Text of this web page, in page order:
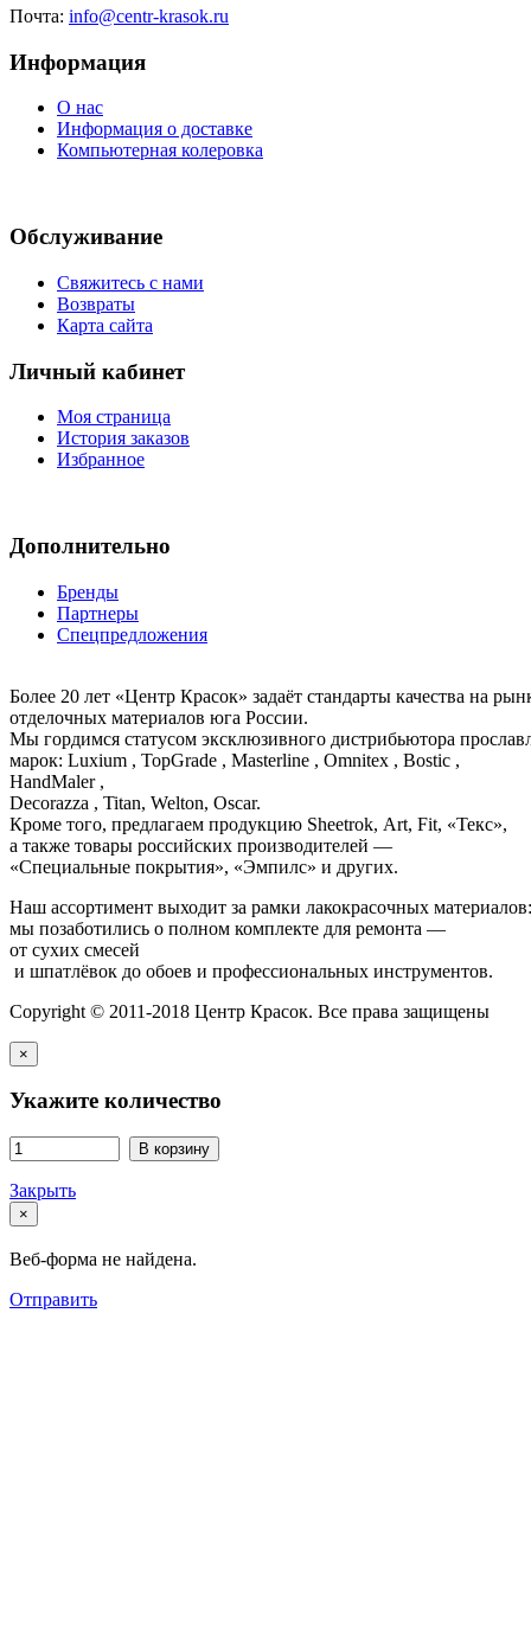
Почта: info@centr-krasok.ru
Информация
О нас
Информация о доставке
Компьютерная колеровка
Обслуживание
Свяжитесь с нами
Возвраты
Карта сайта
Личный кабинет
Моя страница
История заказов
Избранное
Дополнительно
Бренды
Партнеры
Спецпредложения
Более 20 лет «Центр Красок» задаёт стандарты качества на
отделочных материалов юга России.
Мы гордимся статусом эксклюзивного дистрибьютора
марок: Luxium , TopGrade , Masterline , Omnitex , Bostic ,
HandMaler ,
Decorazza , Titan, Welton, Oscar.
Кроме того, предлагаем продукцию Sheetrok, Art, Fit, «Текс»,
а также товары российских производителей —
«Специальные покрытия», «Эмпилс» и других.
Наш ассортимент выходит за рамки лакокрасочных
мы позаботились о полном комплекте для ремонта —
от сухих смесей
и шпатлёвок до обоев и профессиональных инструментов.
Copyright © 2011-2018 Центр Красок. Все права защищены
×
Укажите количество
В корзину
Закрыть
×
Веб-форма не найдена.
Отправить